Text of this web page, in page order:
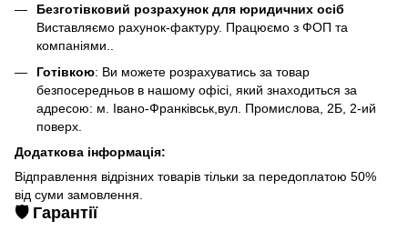
Безготівковий розрахунок для юридичних осіб
Виставляємо рахунок-фактуру. Працюємо з ФОП та
компаніями..
Готівкою: Ви можете розрахуватись за товар
безпосередньов в нашому офісі, який знаходиться за
адресою: м. Івано-Франківськ,вул. Промислова, 2Б, 2-ий
поверх.
Додаткова інформація:
Відправлення відрізних товарів тільки за передоплатою 50%
від суми замовлення.
🛡️ Гарантії